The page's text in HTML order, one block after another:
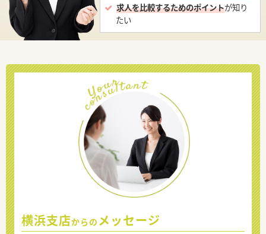
求人を比較するためのポイントが知り
たい
横浜支店からの メッセージ